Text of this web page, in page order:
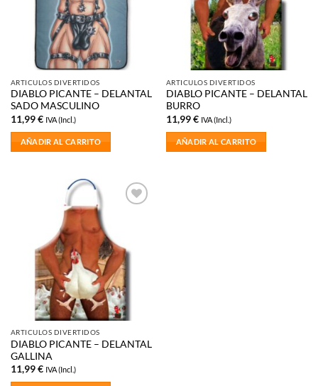
ARTICULOS DIVERTIDOS
DIABLO PICANTE – DELANTAL
SADO MASCULINO
11,99€ IVA (Incl.)
AÑADIR AL CARRITO
ARTICULOS DIVERTIDOS
DIABLO PICANTE – DELANTAL
BURRO
11,99€ IVA (Incl.)
AÑADIR AL CARRITO
deseos
ARTICULOS DIVERTIDOS
DIABLO PICANTE – DELANTAL
GALLINA
11,99€ IVA (Incl.)